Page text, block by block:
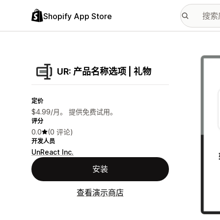
Shopify App Store
UR: 产品名称选项 | 礼物
定价
$4.99/月。 提供免费试用。
评分
0.0 (0 评论)
开发人员
UnReact Inc.
安装
查看演示商店
配图